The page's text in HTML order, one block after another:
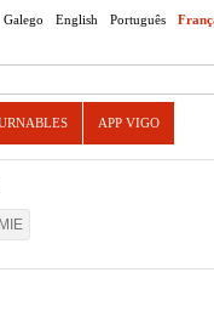
Galego English Português
APP VIGO